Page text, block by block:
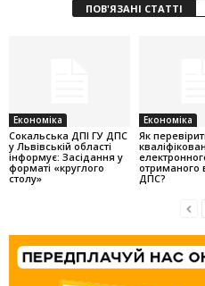
ПОВ'ЯЗАНІ СТАТТІ
Економіка
Cокальська ДПІ ГУ ДПС
у Львівській області
інформує: Засідання у
форматі «круглого
столу»
Економіка
Як
отриманого
ДПС?